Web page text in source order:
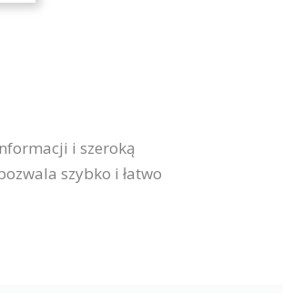
i szeroką
szybko i łatwo